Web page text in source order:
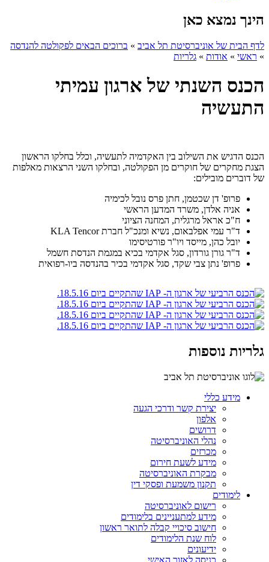
הינך נמצא כאן
לדף הבית של אוניברסיטת תל אביב » ברוכים הבאים לפקולטה להנדסה
» ראשי » אודות » גלריות
הכנס השנתי של ארגון עמיתי
התעשיה
הכנס הדגיש את השילוב בין האקדמיה לתעשיה, וכלל בחלקו הראשון
הצגת מחקרים של חוקרים מן הפקולטה, ובחלקו השני הרצאות מאלפות
של דוברים מובילים:
פרופ' דן שכטמן, חתן פרס נובל לכימיה
אניה אלדן, משרד המדען הראשי
ח"כ אראל מרגלית, המחנה הציוני
ד"ר עמי אפלבאום, נשיא ומנכ"ל חברתKLA Tencor
יובל כהן, מייסד ויו"ר פורטיסימו
ד"ר גורן גורדון, סגל אקדמי בכיא במגמת הנדסת חשמל
פרופ' נתן צבי שקד, סגל אקדמי בכיר בהנדסה ביו-רפואית
גלריות נוספות
מידע כללי
יצירת קשר ודרכי הגעה
אלפון
דרושים
נהלי האוניברסיטה
מכרזים
מידע לשעת חירום
מבקרת האוניברסיטה
תקנון משמעת ופסקי דין
לימודים
רישום לאוניברסיטה
מידע למתעניינים בלימודים
חישוב סיכויי קבלה לתואר ראשון
לוח שנת הלימודים
ידיעונים
כניסה לאזור האישי